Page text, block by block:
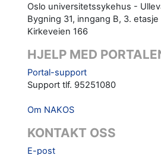
Oslo universitetssykehus -
Bygning 31, inngang B, 3. etasje
Kirkeveien 166
HJELP MED
Portal-support
Support tlf. 95251080
Om NAKOS
KONTAKT OSS
E-post